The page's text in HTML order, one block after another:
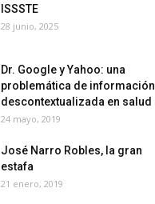
ISSSTE
28 junio, 2025
Dr. Google y Yahoo: una
problemática de información
descontextualizada en salud
24 mayo, 2019
José Narro Robles, la gran
estafa
21 enero, 2019